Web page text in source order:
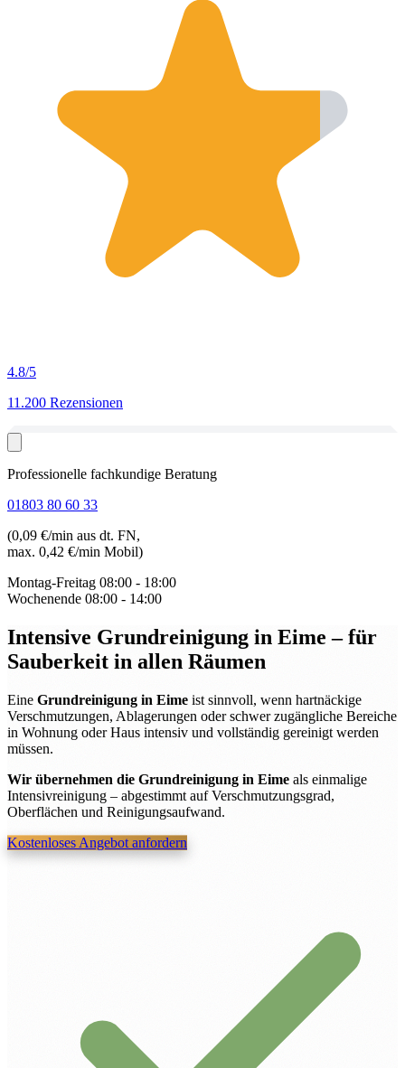
4.8/5
11.200 Rezensionen
Professionelle fachkundige Beratung
01803 80 60 33
(0,09 €/min aus dt. FN,
max. 0,42 €/min Mobil)
Montag-Freitag 08:00 - 18:00
Wochenende 08:00 - 14:00
Intensive Grundreinigung in Eime– für
Sauberkeit in allen Räumen
Eine Grundreinigung in Eime ist sinnvoll, wenn hartnäckige
Verschmutzungen, Ablagerungen oder schwer zugängliche Bereiche
in Wohnung oder Haus intensiv und vollständig gereinigt werden
müssen.
Wir übernehmen die Grundreinigung in Eime als einmalige
Intensivreinigung – abgestimmt auf Verschmutzungsgrad,
Oberflächen und Reinigungsaufwand.
Kostenloses Angebot anfordern